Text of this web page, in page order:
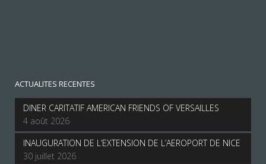
ACTUALITES RECENTES
DINER CARITATIF AMERICAN FRIENDS OF VERSAILLES
4 août 2026
INAUGURATION DE L’EXTENSION DE L’AEROPORT DE NICE
30 juillet 2026